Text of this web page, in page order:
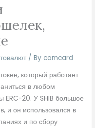
/ By comcard
который работает
в любом
ERC-20. У SHIB большое
и он использовался в
и по сбору